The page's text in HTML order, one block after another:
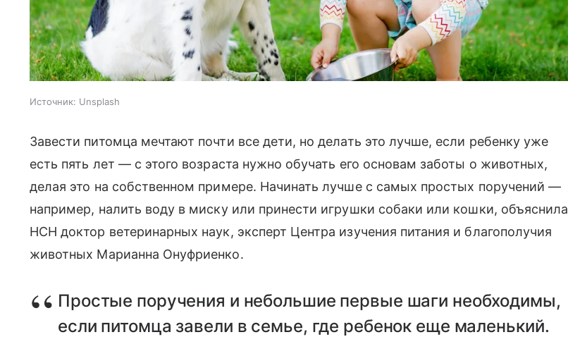
Источник: Unsplash
Завести питомца мечтают почти все дети, но делать это лучше, если ребенку уже
есть пять лет — с этого возраста нужно обучать его основам заботы о животных,
делая это на собственном примере. Начинать лучше с самых простых поручений —
например, налить воду в миску или принести игрушки собаки или кошки, объяснила
НСН доктор ветеринарных наук, эксперт Центра изучения питания и благополучия
животных Марианна Онуфриенко.
Простые поручения и небольшие первые шаги необходимы,
если питомца завели в семье, где ребенок еще маленький.